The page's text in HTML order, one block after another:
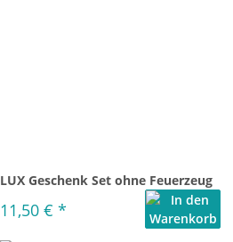
LUX Geschenk Set ohne Feuerzeug
11,50 € *